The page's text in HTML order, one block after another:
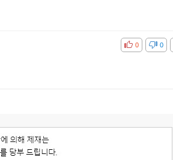
비공감 0
0